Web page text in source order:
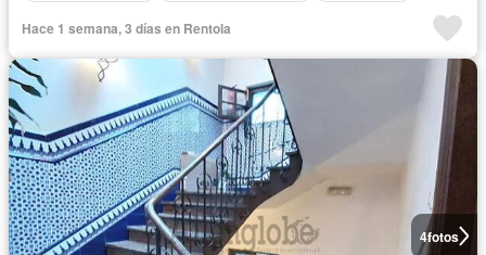
Hace 1 semana, 3 días en Rentola
4fotos